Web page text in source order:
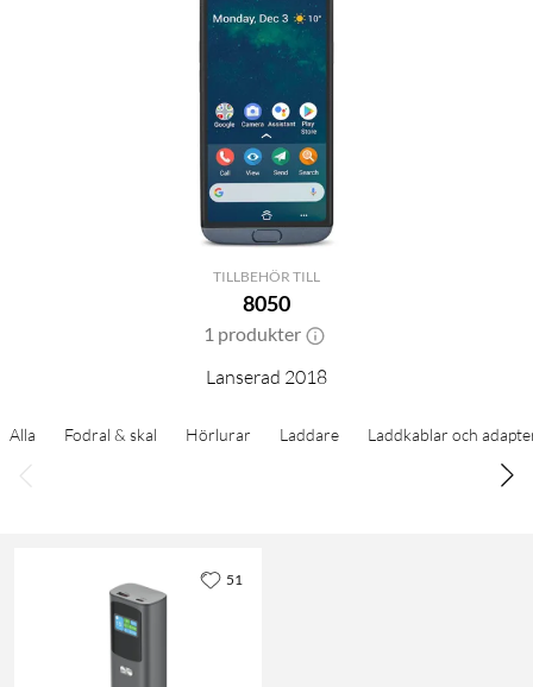
TILLBEHÖR TILL
8050
1 produkter
Lanserad 2018
Alla Fodral & skal Hörlurar Laddare Laddkablar och
51